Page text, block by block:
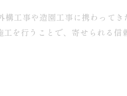
工事や造園工事に携わってき
を行うことで、寄せられる信